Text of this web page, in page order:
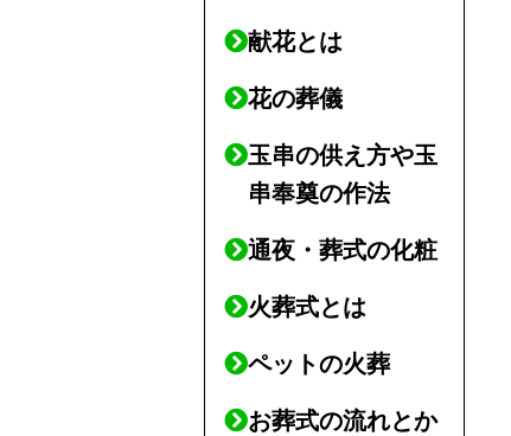
献花とは
花の葬儀
玉串の供え方や玉
串奉奠の作法
通夜・葬式の化粧
火葬式とは
ペットの火葬
お葬式の流れとか